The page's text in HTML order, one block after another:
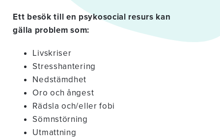
Ett besök till en psykosocial resurs kan
gälla problem som:
Livskriser
Stresshantering
Nedstämdhet
Oro och ångest
Rädsla och/eller fobi
Sömnstörning
Utmattning